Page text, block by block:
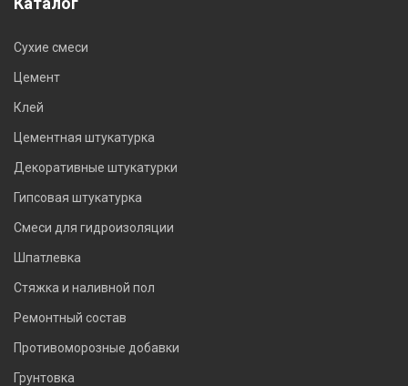
Сухие смеси
Цемент
Клей
Цементная штукатурка
Декоративные штукатурки
Гипсовая штукатурка
Смеси для гидроизоляции
Шпатлевка
Стяжка и наливной пол
Ремонтный состав
Противоморозные добавки
Грунтовка